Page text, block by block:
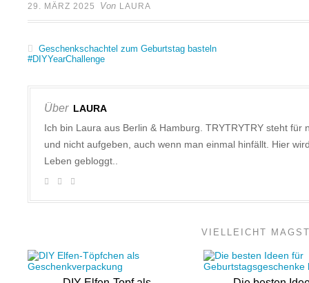
29. MÄRZ 2025 Von LAURA
Geschenkschachtel zum Geburtstag basteln
#DIYYearChallenge
Über LAURA
Ich bin Laura aus Berlin & Hamburg. TRYTRYTRY steht
und nicht aufgeben, auch wenn man einmal hinfällt. Hier
Leben gebloggt..
VIELLEICHT